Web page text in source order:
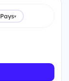
Pays▾